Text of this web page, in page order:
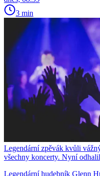
3 min
Legendární zpěvák kvůli
všechny koncerty. Nyní
Legendární hudebník Glenn